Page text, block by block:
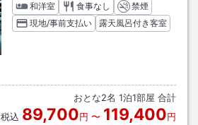
和洋室
食事なし
禁煙
現地/事前支払い
露天風呂付き客室
おとな2名 1泊1部屋 合計
税込 89,700円 〜 119,400円